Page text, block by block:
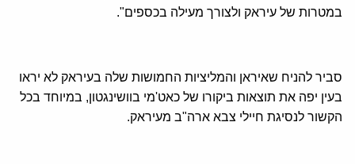
במטרות של עיראק ולצורך מעילה בכספים".
סביר להניח שאיראן והמליציות החמושות שלה בעיראק לא יראו
בעין יפה את תוצאות ביקורו של כאט'מי בוושינגטון, במיוחד בכל
הקשור לנסיגת חיילי צבא ארה"ב מעיראק.